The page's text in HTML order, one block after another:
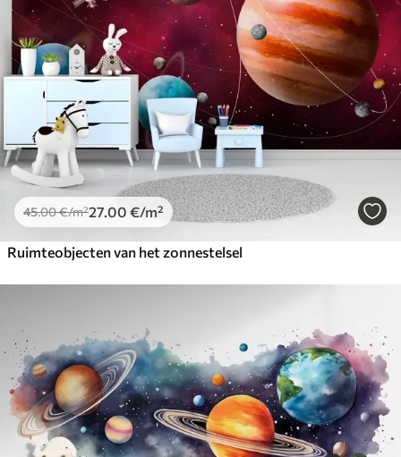
45.00€/m²27 .00 €/m²
Ruimteobjecten van het zonnestelsel